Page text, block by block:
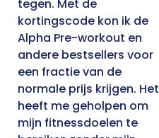
tegen. Met de
kortingscode kon ik de
Alpha Pre-workout en
andere bestsellers voor
een fractie van de
normale prijs krijgen. Het
heeft me geholpen om
mijn fitnessdoelen te